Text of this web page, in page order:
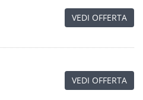
VEDI OFFERTA
VEDI OFFERTA